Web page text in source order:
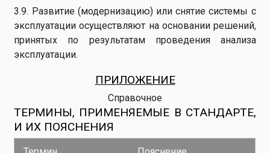
3.9. Развитие (модернизацию) или снятие системы с
эксплуатации осуществляют на основании решений,
принятых по результатам проведения анализа
эксплуатации.
ПРИЛОЖЕНИЕ
Справочное
ТЕРМИНЫ, ПРИМЕНЯЕМЫЕ В СТАНДАРТЕ,
И ИХ ПОЯСНЕНИЯ